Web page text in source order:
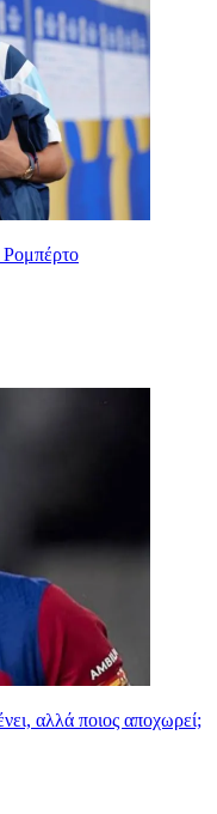
Ρομπέρτο
αλλά ποιος αποχωρεί;